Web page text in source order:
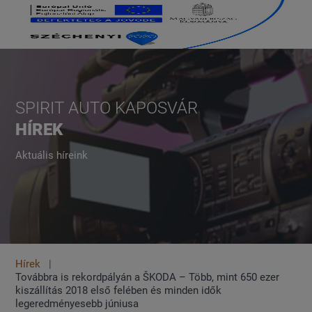
SPIRIT AUTO KAPOSVÁR
HÍREK
Aktuális híreink
Hírek
Továbbra is rekordpályán a ŠKODA – Több, mint 650 ezer
kiszállítás 2018 első felében és minden idők
legeredményesebb júniusa